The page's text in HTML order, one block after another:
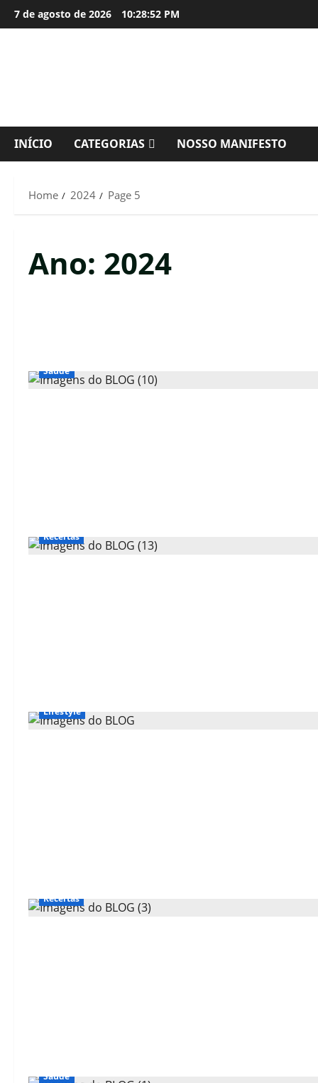
Skip
to
7 de agosto de 2026 10:28:53 PM
INÍCIO CATEGORIAS NOSSO MANIFESTO
Home 2024 Page 5
Ano: 2024
Saúde
Receitas
Lifestyle
Receitas
Saúde